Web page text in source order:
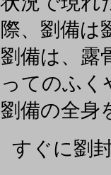
際、劉備は
劉備は、露
ってのふく
劉備の全身
すぐに劉